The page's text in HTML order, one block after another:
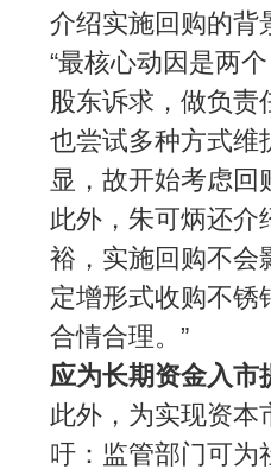
介绍实施回购的背
“最核心动因是两
股东诉求，做负责
也尝试多种方式维
显，故开始考虑回
此外，朱可炳还介
裕，实施回购不会
定增形式收购不锈
合情合理。”
应为长期资金入市
此外，为实现资本
吁：监管部门可为